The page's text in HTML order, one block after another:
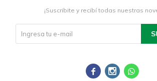
¡Suscribite y recibí todas nuestras
  